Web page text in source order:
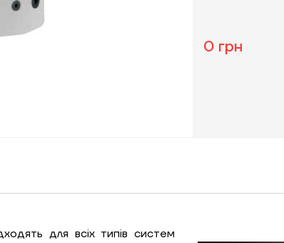
0 грн
для всіх типів систем